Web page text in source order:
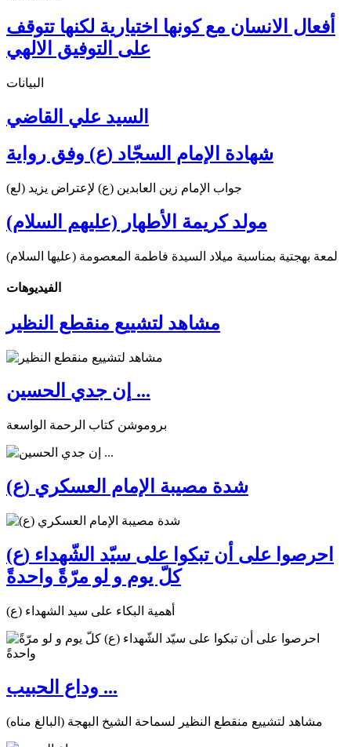
أفعال الانسان مع كونها اختيارية لكنها تتوقف
على التوفيق الالهي
البيانات
السيد علي القاضي
شهادة الإمام السجّاد (ع) وفق رواية
جواب الإمام زين العابدين (ع) لإعتراض يزيد (لع)
مولد كريمة الأطهار (عليهم السلام)
لمعة بهجتية بمناسبة ميلاد السيدة فاطمة المعصومة (عليها السلام)
الفیدیوهات
مشاهد لتشييع منقطع النظير
إن جدي الحسين ...
بروموشن كتاب الرحمة الواسعة
شدة مصيبة الإمام العسكري (ع)
احرصوا على أن تبكوا على سيّد الشّهداء (ع)
كلّ يوم و لو مرّةً واحدةً
أهمية البكاء على سيد الشهداء (ع)
وداع الحبيب ...
مشاهد لتشييع منقطع النظير لسماحة الشيخ البهجة (البالغ مناه)